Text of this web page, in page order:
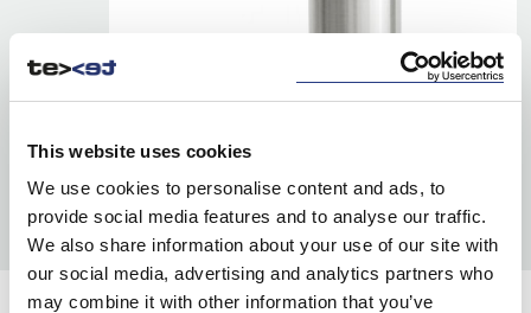
This website uses cookies
We use cookies to personalise content and ads, to
provide social media features and to analyse our traffic.
We also share information about your use of our site with
our social media, advertising and analytics partners who
may combine it with other information that you’ve